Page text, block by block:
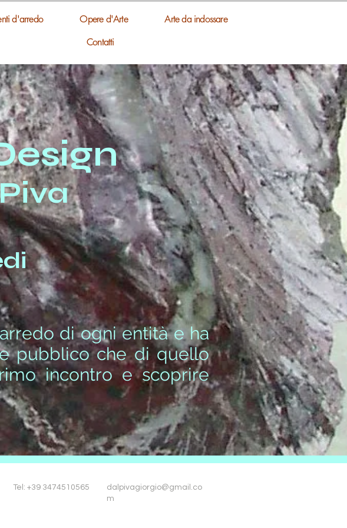
d'arredo Opere d'Arte
Arte da indossare
Contatti
a
di ogni entità e ha
pubblico che di quello
incontro e scoprire
Tel: +39 3474510565
dalpivagiorgio@gmail.co
m